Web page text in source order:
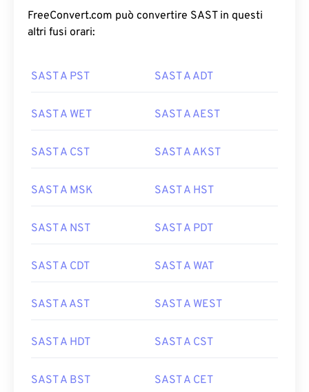
FreeConvert.com può convertire SAST in questi
altri fusi orari:
SAST A PST SAST A ADT
SAST A WET SAST A AEST
SAST A CST SAST A AKST
SAST A MSK SAST A HST
SAST A NST SAST A PDT
SAST A CDT SAST A WAT
SAST A AST SAST A WEST
SAST A HDT SAST A CST
SAST A BST SAST A CET